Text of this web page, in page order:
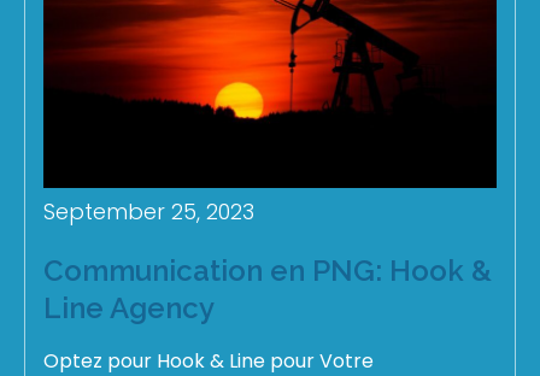
September 25, 2023
Communication en PNG: Hook &
Line Agency
Optez pour Hook & Line pour Votre